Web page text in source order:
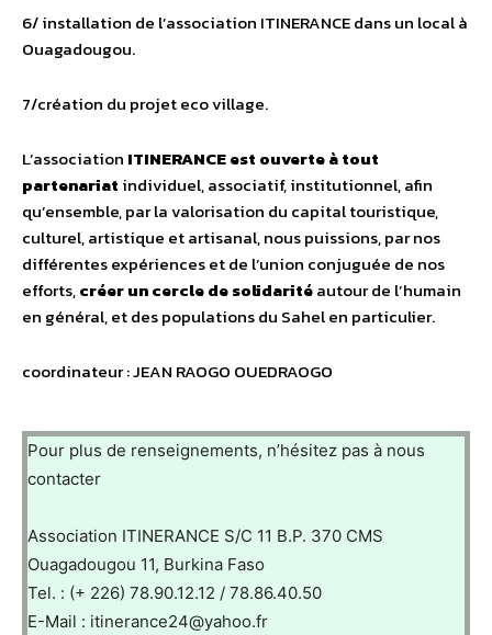
6/ installation de l’association ITINERANCE dans un local à
Ouagadougou.
7/création du projet eco village.
L’association ITINERANCE est ouverte à tout
partenariat individuel, associatif, institutionnel, afin
qu’ensemble, par la valorisation du capital touristique,
culturel, artistique et artisanal, nous puissions, par nos
différentes expériences et de l’union conjuguée de nos
efforts,créer un cercle de solidaritéautour de l’humain
en général, et des populations du Sahel en particulier.
coordinateur : JEAN RAOGO OUEDRAOGO
Pour plus de renseignements, n’hésitez pas à nous
contacter
Association ITINERANCE S/C 11 B.P. 370 CMS
Ouagadougou 11, Burkina Faso
Tel. : (+ 226) 78.90.12.12 / 78.86.40.50
E-Mail : itinerance24@yahoo.fr